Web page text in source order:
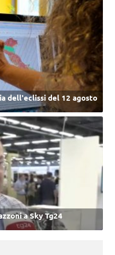
dell'eclissi del 12 agosto
a Sky Tg24